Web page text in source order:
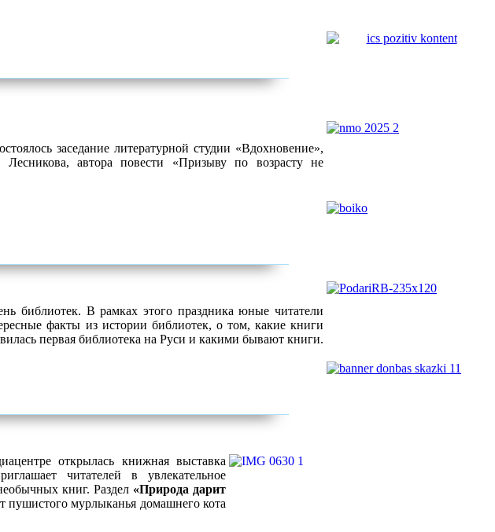
заседание литературной студии «Вдохновение»,
Лесникова, автора повести «Призыву по возрасту не
библиотек. В рамках этого праздника юные читатели
факты из истории библиотек, о том, какие книги
первая библиотека на Руси и какими бывают книги.
открылась книжная выставка
читателей в увлекательное
книг. Раздел «Природа дарит
мурлыканья домашнего кота